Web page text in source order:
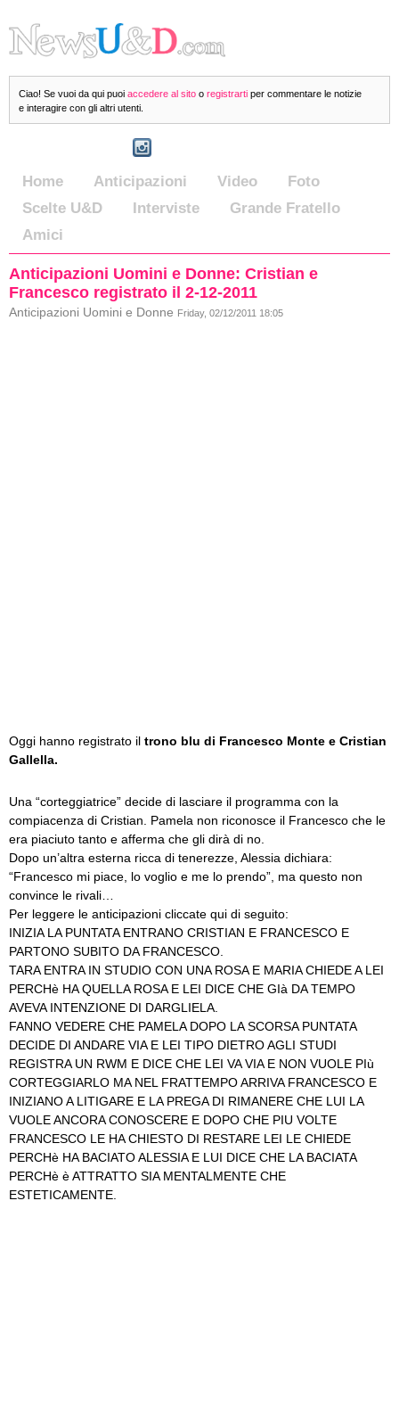
Ciao! Se vuoi da qui puoi accedere al sito o registrarti per commentare le notizie
e interagire con gli altri utenti.
Home Anticipazioni Video
Foto
Scelte U&D
Interviste
Grande Fratello
Amici
Anticipazioni Uomini e Donne: Cristian e
Francesco registrato il 2-12-2011
Anticipazioni Uomini e Donne Friday, 02/12/2011 18:05
Oggi hanno registrato il trono blu di Francesco Monte e Cristian
Gallella.
Una “corteggiatrice” decide di lasciare il programma con la
compiacenza di Cristian. Pamela non riconosce il Francesco che le
era piaciuto tanto e afferma che gli dirà di no.
Dopo un’altra esterna ricca di tenerezze, Alessia dichiara:
“Francesco mi piace, lo voglio e me lo prendo”, ma questo non
convince le rivali…
Per leggere le anticipazioni cliccate qui di seguito:
INIZIA LA PUNTATA ENTRANO CRISTIAN E FRANCESCO E
PARTONO SUBITO DA FRANCESCO.
TARA ENTRA IN STUDIO CON UNA ROSA E MARIA CHIEDE A LEI
PERCHè HA QUELLA ROSA E LEI DICE CHE GIà DA TEMPO
AVEVA INTENZIONE DI DARGLIELA.
FANNO VEDERE CHE PAMELA DOPO LA SCORSA PUNTATA
DECIDE DI ANDARE VIA E LEI TIPO DIETRO AGLI STUDI
REGISTRA UN RWM E DICE CHE LEI VA VIA E NON VUOLE PIù
CORTEGGIARLO MA NEL FRATTEMPO ARRIVA FRANCESCO E
INIZIANO A LITIGARE E LA PREGA DI RIMANERE CHE LUI LA
VUOLE ANCORA CONOSCERE E DOPO CHE PIU VOLTE
FRANCESCO LE HA CHIESTO DI RESTARE LEI LE CHIEDE
PERCHè HA BACIATO ALESSIA E LUI DICE CHE LA BACIATA
PERCHè è ATTRATTO SIA MENTALMENTE CHE
ESTETICAMENTE.